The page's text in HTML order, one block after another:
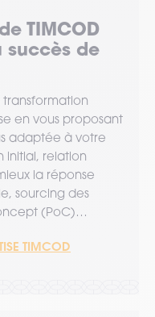
de TIMCOD
succès de
en vous proposant
adaptée à votre
initial, relation
la réponse
sourcing des
(PoC)…
TIMCOD